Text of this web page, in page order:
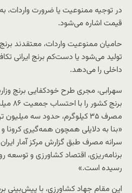
در توجیه ممنوعیت یا ضرورت واردات،
قیمت اشاره می‌شود.
حامیان ممنوعیت واردات، معتقدند
تولید می‌شود یا دست‌کم برنج ایرانی
داخلی را می‌دهد.
سهرابی، مجری طرح خودکفایی برنج
برنج
مصرف ۳۵ کیلوگرم، حدود سه
«بنا به دلایلی همچون همه‌گیری کرونا و
سرانه مصرف طبق گزارش مرکز آمار
رسیده است.»